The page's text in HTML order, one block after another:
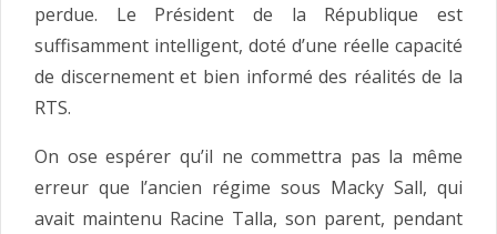
perdue. Le Président de la République est
suffisamment intelligent, doté d’une réelle capacité
de discernement et bien informé des réalités de la
RTS.
On ose espérer qu’il ne commettra pas la même
erreur que l’ancien régime sous Macky Sall, qui
avait maintenu Racine Talla, son parent, pendant